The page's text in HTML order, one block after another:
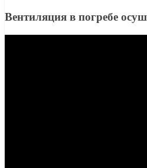
Вентиляция в погребе